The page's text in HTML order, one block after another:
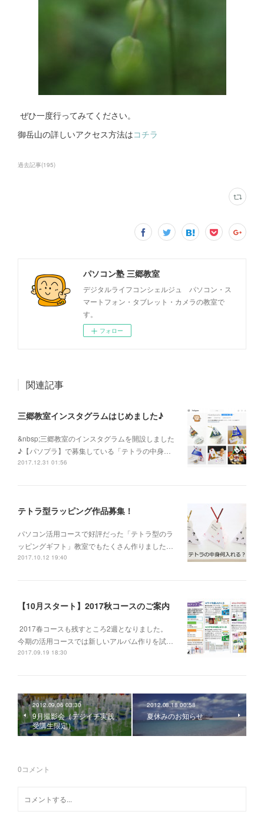
ぜひ一度行ってみてください。
御岳山の詳しいアクセス方法はコチラ
過去記事(195)
パソコン塾 三郷教室
デジタルライフコンシェルジュ パソコン・ス
マートフォン・タブレット・カメラの教室で
す。
フォロー
関連記事
三郷教室インスタグラムはじめました♪
&nbsp;三郷教室のインスタグラムを開設しました
♪【パソプラ】で募集している「テトラの中身…
2017.12.31 01:56
テトラ型ラッピング作品募集！
パソコン活用コースで好評だった「テトラ型のラ
ッピングギフト」教室でもたくさん作りました…
2017.10.12 19:40
【10月スタート】2017秋コースのご案内
2017春コースも残すところ2週となりました。
今期の活用コースでは新しいアルバム作りを試…
2017.09.19 18:30
2012.09.06 03:30
9月撮影会（デジイチ実践
受講生限定）
2012.08.18 00:58
夏休みのお知らせ
0コメント